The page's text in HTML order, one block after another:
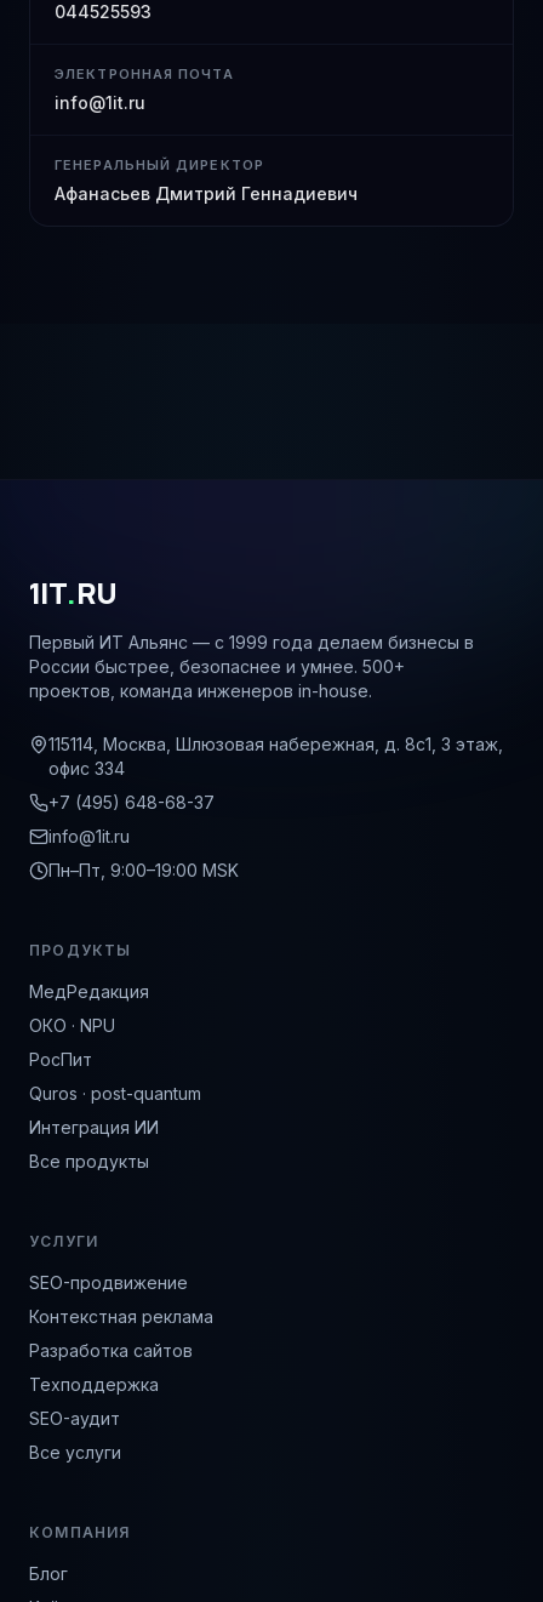
044525593
ЭЛЕКТРОННАЯ ПОЧТА
info@1it.ru
ГЕНЕРАЛЬНЫЙ ДИРЕКТОР
Афанасьев Дмитрий Геннадиевич
1IT.RU
Первый ИТ Альянс — с 1999 года делаем бизнесы в
России быстрее, безопаснее и умнее. 500+
проектов, команда инженеров in-house.
115114, Москва, Шлюзовая набережная, д. 8с1, 3 этаж,
офис 334
+7 (495) 648-68-37
info@1it.ru
Пн–Пт, 9:00–19:00 MSK
ПРОДУКТЫ
МедРедакция
ОКО · NPU
РосПит
Quros · post-quantum
Интеграция ИИ
Все продукты
УСЛУГИ
SEO-продвижение
Контекстная реклама
Разработка сайтов
Техподдержка
SEO-аудит
Все услуги
КОМПАНИЯ
Блог